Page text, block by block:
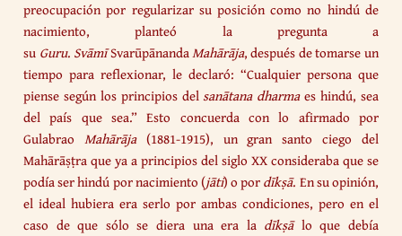
preocupación por regularizar su posición como no hindú de
nacimiento, planteó la pregunta a
su Guru. SvāmīSvarūpānandaMahārāja, después de tomarse un
tiempo para reflexionar, le declaró: “Cualquier persona que
piense según los principios delsanātana dharmaes hindú, sea
del país que sea.” Esto concuerda con lo afirmado por
GulabraoMahārāja(1881-1915), un gran santo ciego del
Mahārāṣṭra que ya a principios del siglo XX consideraba que se
podía ser hindú por nacimiento (jāti) o pordīkṣā. En su opinión,
el ideal hubiera era serlo por ambas condiciones, pero en el
caso de que sólo se diera una era la dīkṣālo que debía